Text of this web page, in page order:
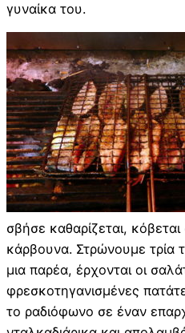
γυναίκα του.
σβήσε καθαρίζεται,
κάρβουνα. Στρώνουμε τρία
μια παρέα, έρχονται οι
φρεσκοτηγανισμένες
το ραδιόφωνο σε έναν